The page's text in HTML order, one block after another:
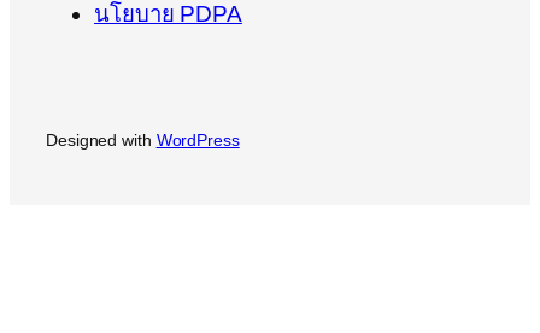
นโยบาย PDPA
Designed with WordPress